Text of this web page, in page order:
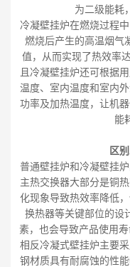
为二级能耗
冷凝壁挂炉在燃烧过程
燃烧后产生的高温烟气
值，从而实现了热效率
且冷凝壁挂炉还可根据
温度、室内温度和室内
功率及加热温度，让机
能
区
普通壁挂炉和冷凝壁挂
主热交换器大部分是铜
化现象导致热效率降低
换热器等关键部位的设
素，也会导致产品使用
相反冷凝式壁挂炉主要
钢材质具有耐腐蚀的性